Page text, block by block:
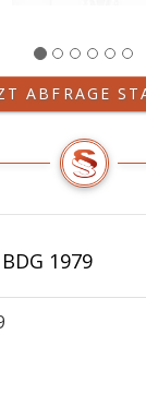
ABFRAGE
1979